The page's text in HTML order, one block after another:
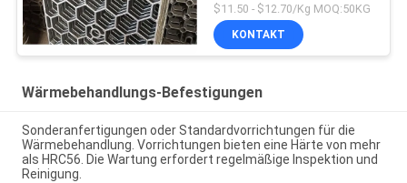
$11.50 - $12.70/Kg MOQ:50KG
KONTAKT
Wärmebehandlungs-Befestigungen
Sonderanfertigungen oder Standardvorrichtungen für die
Wärmebehandlung. Vorrichtungen bieten eine Härte von mehr
als HRC56. Die Wartung erfordert regelmäßige Inspektion und
Reinigung.